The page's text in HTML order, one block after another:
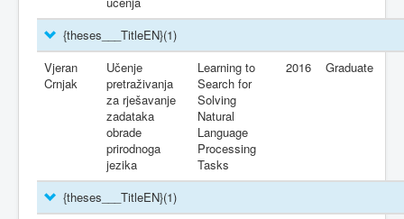
{theses___TitleEN}(1)
Vjeran
Crnjak
Učenje
pretraživanja
za rješavanje
zadataka
obrade
prirodnoga
jezika
Learning to
Search for
Solving
Natural
Language
Processing
Tasks
2016 Graduate
{theses___TitleEN}(1)